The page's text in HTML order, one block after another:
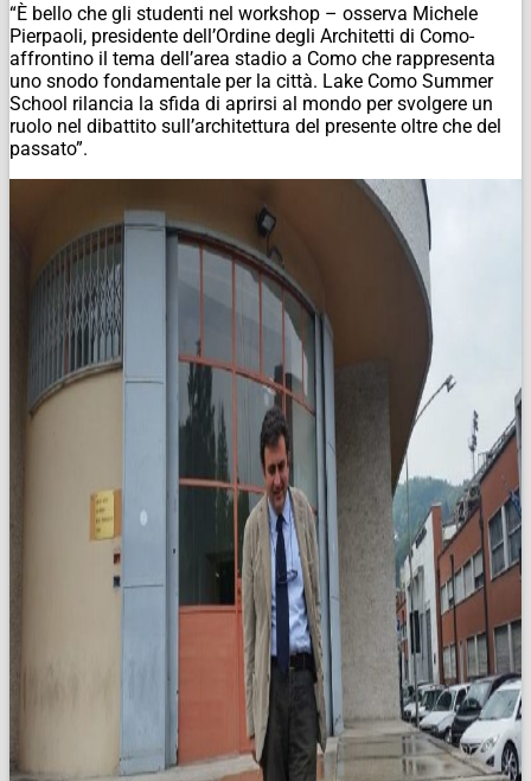
“È bello che gli studenti nel workshop – osserva Michele
Pierpaoli, presidente dell’Ordine degli Architetti di Como-
affrontino il tema dell’area stadio a Como che rappresenta
uno snodo fondamentale per la città. Lake Como Summer
School rilancia la sfida di aprirsi al mondo per svolgere un
ruolo nel dibattito sull’architettura del presente oltre che del
passato”.